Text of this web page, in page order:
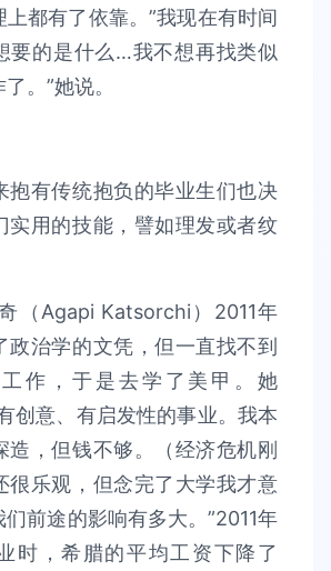
都有了依靠。”我现在有时间
要的是什么…我不想再找类似
。”她说。
抱有传统抱负的毕业生们也决
实用的技能，譬如理发或者纹
（Agapi Katsorchi）2011年
政治学的文凭，但一直找不到
作，于是去学了美甲。她
创意、有启发性的事业。我本
造，但钱不够。（经济危机刚
很乐观，但念完了大学我才意
前途的影响有多大。”2011年
时，希腊的平均工资下降了